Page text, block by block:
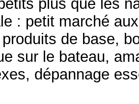
plus que les
: petit marché
de base,
sur le bateau,
dépannage